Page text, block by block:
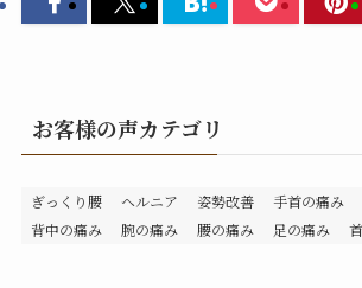
お客様の声カテゴリ
ぎっくり腰 ヘルニア 姿勢改善 手首の痛み
背中の痛み
腕の痛み 腰の痛み 足の痛み